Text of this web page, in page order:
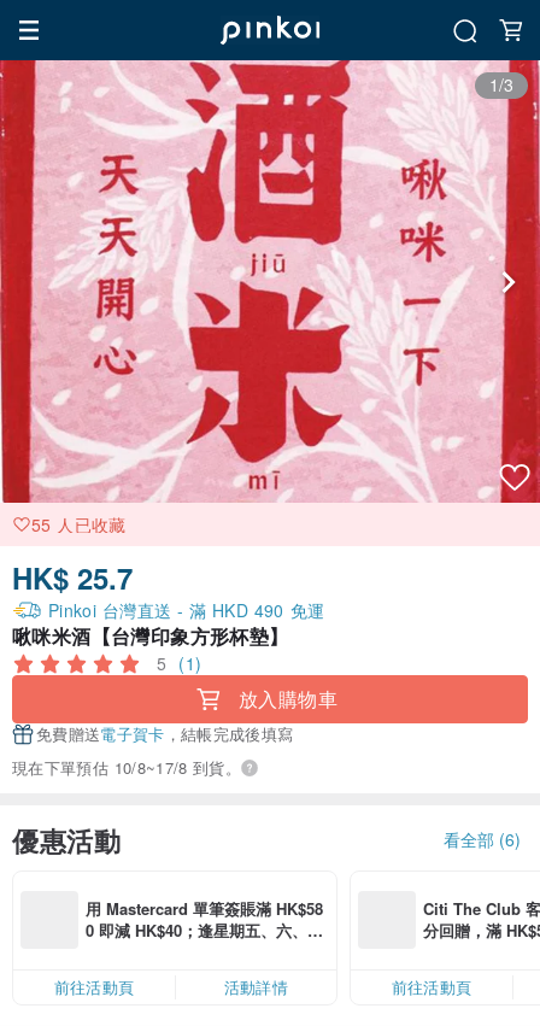
1/3
55 人已收藏
HK$ 25.7
Pinkoi 台灣直送 - 滿 HKD 490 免運
啾咪米酒【台灣印象方形杯墊】
5 (1)
放入購物車
免費贈送電子賀卡 ，結帳完成後填寫
現在下單預估 10/8~17/8 到貨。
優惠活動 看全部 (6)
用 Mastercard 單筆簽賬滿 HK$58
0 即減 HK$40；逢星期五、六、日
卡」結帳）
前往活動頁 活動詳情
Citi The Club
分回贈，滿
前往活動頁